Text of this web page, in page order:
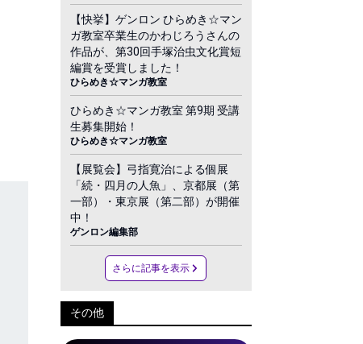
【快挙】ゲンロン ひらめき☆マン
ガ教室卒業生のかわじろうさんの
作品が、第30回手塚治虫文化賞短
編賞を受賞しました！
ひらめき☆マンガ教室
ひらめき☆マンガ教室 第9期 受講
生募集開始！
ひらめき☆マンガ教室
【展覧会】弓指寛治による個展
「続・四月の人魚」、京都展（第
一部）・東京展（第二部）が開催
中！
ゲンロン編集部
さらに記事を表示
その他